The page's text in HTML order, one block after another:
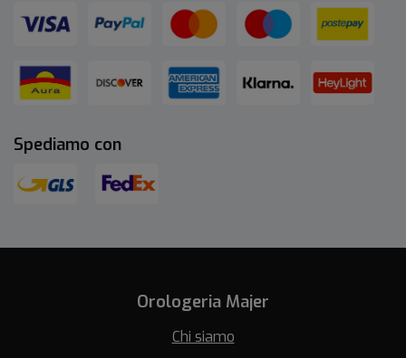
Spediamo con
Orologeria Majer
Chi siamo